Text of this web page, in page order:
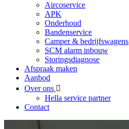
Aircoservice
APK
Onderhoud
Bandenservice
Camper & bedrijfswagens
SCM alarm inbouw
Storingsdiagnose
Afspraak maken
Aanbod
Over ons
Hella service partner
Contact